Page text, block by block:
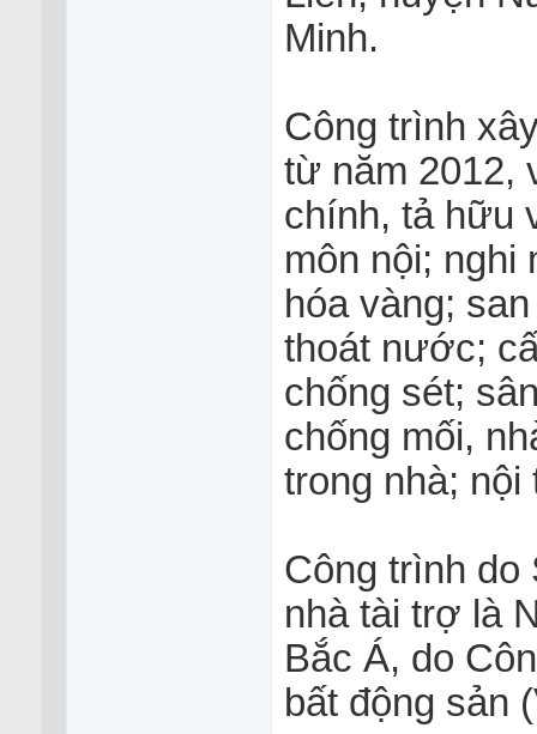
Minh.
Công trình
từ năm 2012,
chính, tả hữu
môn nội; nghi
hóa vàng;
thoát nước;
chống sét;
chống mối,
trong nhà;
Công trình do
nhà tài trợ là
Bắc Á, do
bất động sản